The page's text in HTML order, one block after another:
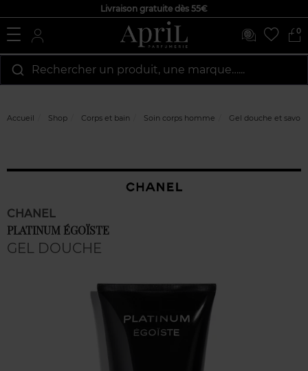
Livraison gratuite dès 55€
0
Rechercher un produit, une marque…...
Accueil Shop Corps et bain Soin corps homme Gel douche et savon
CHANEL
PLATINUM ÉGOÏSTE
GEL DOUCHE